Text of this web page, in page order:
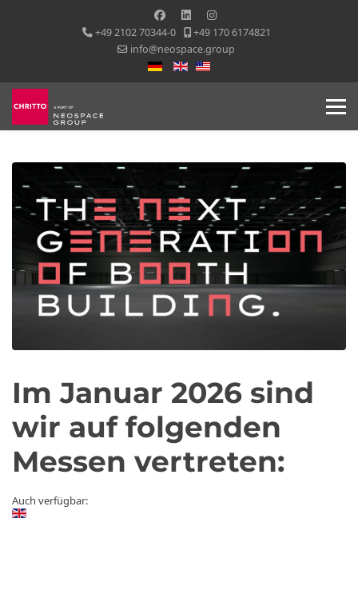
+49 2102 70344-0
+49 170 6174821
info@neospace.group
Sprache auswählen
Im Januar 2026 sind
wir auf folgenden
Messen vertreten:
Auch verfügbar: